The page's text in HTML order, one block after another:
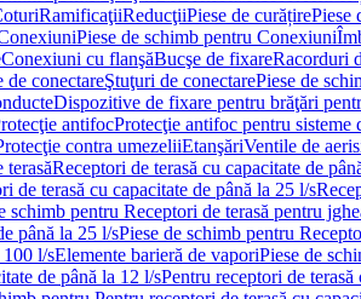
RamificaţiiReducţiiPiese de curățirePiese
Piese de schimb pentru Conexiuni
Conexiuni cu flanşăBucşe de fixareRacorduri
de conectareŞtuţuri de conectarePiese de
Dispozitive de fixare pentru brăţări
antifocProtecţie antifoc pentru sisteme
contra umezeliiEtanşăriVentile de
terasăReceptori de terasă cu capacitate de
de terasă cu capacitate de până la 25 l/s
schimb pentru Receptori de terasă pentru
până la 25 l/sPiese de schimb pentru
100 l/sElemente barieră de vaporiPiese de
de până la 12 l/sPentru receptori de